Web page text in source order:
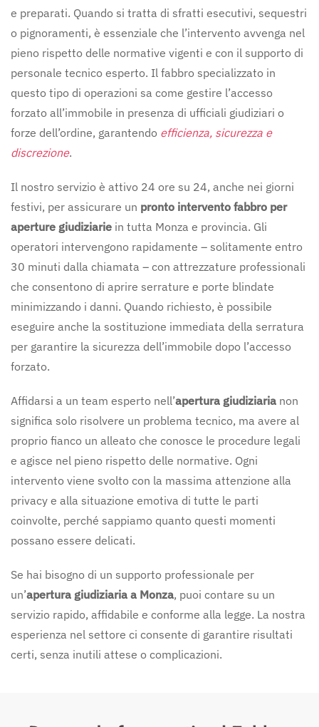
e preparati. Quando si tratta di sfratti esecutivi, sequestri
o pignoramenti, è essenziale che l’intervento avvenga nel
pieno rispetto delle normative vigenti e con il supporto di
personale tecnico esperto. Il fabbro specializzato in
questo tipo di operazioni sa come gestire l’accesso
forzato all’immobile in presenza di ufficiali giudiziari o
forze dell’ordine, garantendo efficienza, sicurezza e
discrezione.
Il nostro servizio è attivo 24 ore su 24, anche nei giorni
festivi, per assicurare un pronto intervento fabbro per
aperture giudiziarie in tutta Monza e provincia. Gli
operatori intervengono rapidamente – solitamente entro
30 minuti dalla chiamata – con attrezzature professionali
che consentono di aprire serrature e porte blindate
minimizzando i danni. Quando richiesto, è possibile
eseguire anche la sostituzione immediata della serratura
per garantire la sicurezza dell’immobile dopo l’accesso
forzato.
Affidarsi a un team esperto nell’apertura giudiziaria non
significa solo risolvere un problema tecnico, ma avere al
proprio fianco un alleato che conosce le procedure legali
e agisce nel pieno rispetto delle normative. Ogni
intervento viene svolto con la massima attenzione alla
privacy e alla situazione emotiva di tutte le parti
coinvolte, perché sappiamo quanto questi momenti
possano essere delicati.
Se hai bisogno di un supporto professionale per
un’apertura giudiziaria a Monza, puoi contare su un
servizio rapido, affidabile e conforme alla legge. La nostra
esperienza nel settore ci consente di garantire risultati
certi, senza inutili attese o complicazioni.